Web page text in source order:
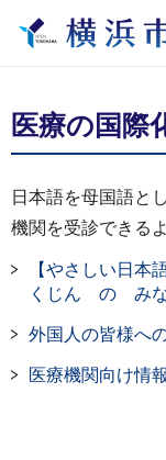
医療の国際
日本語を母国語と
機関を受診できる
【やさしい日本
くじん の み
外国人の皆様へ
医療機関向け情報